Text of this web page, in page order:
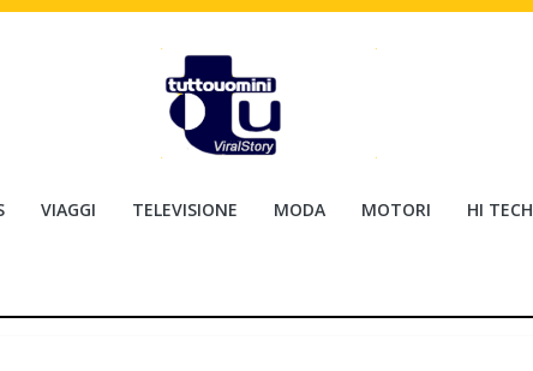
VIAGGI TELEVISIONE MODA MOTORI HI TECH